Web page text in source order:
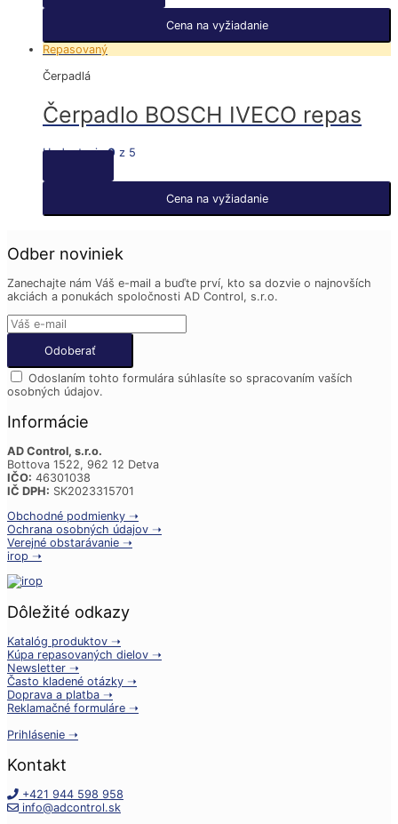
Cena na vyžiadanie
Repasovaný
Čerpadlá
Čerpadlo BOSCH IVECO repas
Hodnotenie0 z 5
Cena na vyžiadanie
Odber noviniek
Zanechajte nám Váš e-mail a buďte prví, kto sa dozvie o najnovších
akciách a ponukách spoločnosti AD Control, s.r.o.
Odoslaním tohto formulára súhlasíte so spracovaním vaších
osobných údajov.
Informácie
AD Control, s.r.o.
Bottova 1522, 962 12 Detva
IČO: 46301038
IČ DPH: SK2023315701
Obchodné podmienky ➝
Ochrana osobných údajov ➝
Verejné obstarávanie ➝
irop ➝
Dôležité odkazy
Katalóg produktov ➝
Kúpa repasovaných dielov ➝
Newsletter ➝
Často kladené otázky ➝
Doprava a platba ➝
Reklamačné formuláre ➝
Prihlásenie ➝
Kontakt
+421 944 598 958
info@adcontrol.sk